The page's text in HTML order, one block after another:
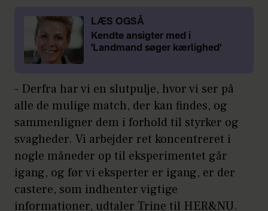
LÆS OGSÅ
Kendte ansigter med i
'Landmand søger kærlighed'
- Derfra har vi en slutpulje, hvor vi ser på
alle de mulige match, der kan findes, og
sammenligner dem i forhold til styrker og
svagheder. Vi arbejder ret koncentreret i
nogle måneder op til eksperimentet går
igang, og før vi eksperter er igang, er der
castere, som indhenter vigtige
informationer, udtaler Trine til HER&NU.